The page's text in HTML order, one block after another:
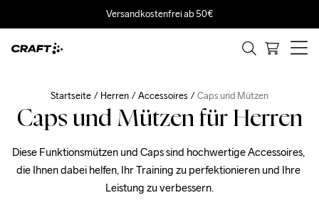
Versandkostenfrei ab 50€
Startseite Herren Accessoires Caps und Mützen
Caps und Mützen für Herren
Diese Funktionsmützen und Caps sind hochwertige Accessoires,
die Ihnen dabei helfen, Ihr Training zu perfektionieren und Ihre
Leistung zu verbessern.